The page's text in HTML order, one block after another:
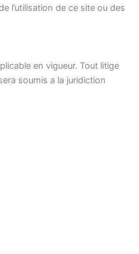
l’utilisation de ce site ou des
en vigueur. Tout litige
soumis a la juridiction